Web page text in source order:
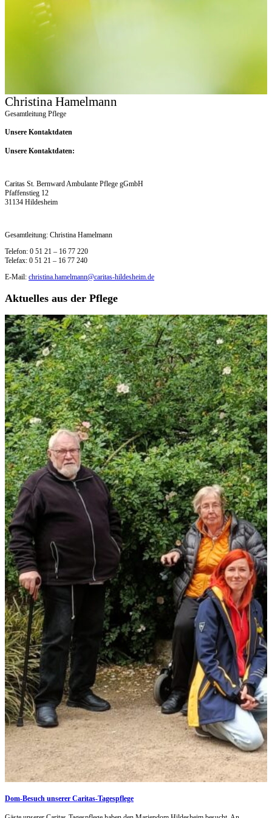
Christina Hamelmann
Gesamtleitung Pflege
Unsere Kontaktdaten
Unsere Kontaktdaten:
Caritas St. Bernward Ambulante Pflege gGmbH
Pfaffenstieg 12
31134 Hildesheim
Gesamtleitung: Christina Hamelmann
Telefon: 0 51 21 – 16 77 220
Telefax: 0 51 21 – 16 77 240
E-Mail: christina.hamelmann@caritas-hildesheim.de
Aktuelles aus der Pflege
Dom-Besuch unserer Caritas-Tagespflege